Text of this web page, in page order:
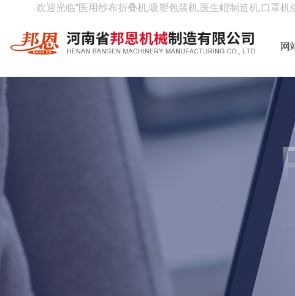
欢迎光临"医用纱布折叠机,吸塑包装机,医生帽制造机,口罩
网